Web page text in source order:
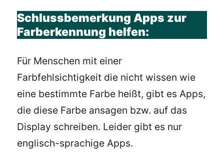
Schlussbemerkung Apps zur
Farberkennung helfen:
Für Menschen mit einer
Farbfehlsichtigkeit die nicht wissen wie
eine bestimmte Farbe heißt, gibt es Apps,
die diese Farbe ansagen bzw. auf das
Display schreiben. Leider gibt es nur
englisch-sprachige Apps.